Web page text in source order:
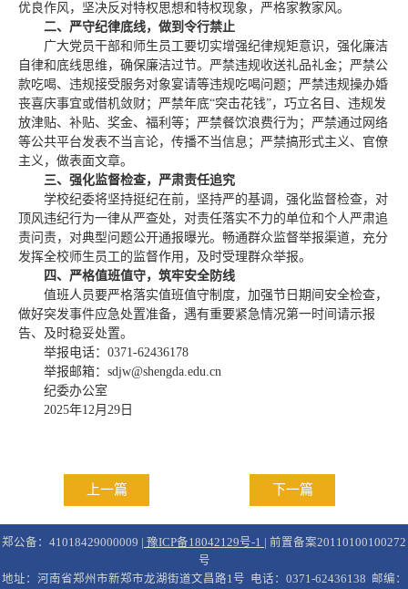
优良作风，坚决反对特权思想和特权现象，严格家教家风。
二、严守纪律底线，做到令行禁止
广大党员干部和师生员工要切实增强纪律规矩意识，强化廉洁
自律和底线思维，确保廉洁过节。严禁违规收送礼品礼金；严禁公
款吃喝、违规接受服务对象宴请等违规吃喝问题；严禁违规操办婚
丧喜庆事宜或借机敛财；严禁年底“突击花钱”，巧立名目、违规发
放津贴、补贴、奖金、福利等；严禁餐饮浪费行为；严禁通过网络
等公共平台发表不当言论，传播不当信息；严禁搞形式主义、官僚
主义，做表面文章。
三、强化监督检查，严肃责任追究
学校纪委将坚持挺纪在前，坚持严的基调，强化监督检查，对
顶风违纪行为一律从严查处，对责任落实不力的单位和个人严肃追
责问责，对典型问题公开通报曝光。畅通群众监督举报渠道，充分
发挥全校师生员工的监督作用，及时受理群众举报。
四、严格值班值守，筑牢安全防线
值班人员要严格落实值班值守制度，加强节日期间安全检查，
做好突发事件应急处置准备，遇有重要紧急情况第一时间请示报
告、及时稳妥处置。
举报电话：0371-62436178
举报邮箱：sdjw@shengda.edu.cn
纪委办公室
2025年12月29日
上一篇 下一篇
郑公备：41018429000009 | 豫ICP备18042129号-1
| 前置备案20110100100272
号
地址：河南省郑州市新郑市龙湖街道文昌路1号 电话：0371-62436138 邮编：